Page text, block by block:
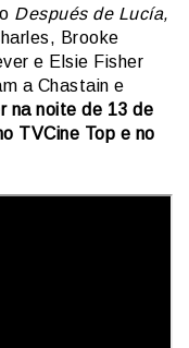
Después de Lucía,
Brooke
e Elsie Fisher
a Chastain e
na noite de 13 de
TVCine Top e no